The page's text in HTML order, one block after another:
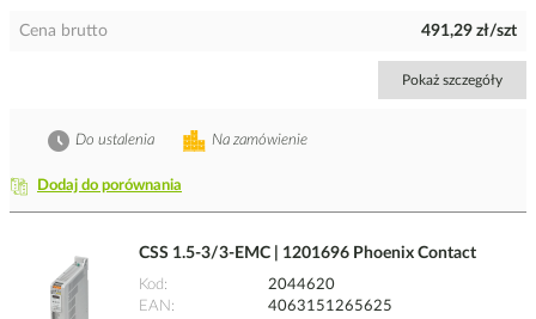
Cena brutto 491,29 zł/szt
Pokaż szczegóły
Dodaj do porównania
Na zamówienie
Do ustalenia
CSS 1.5-3/3-EMC | 1201696 Phoenix Contact
Kod
2044620
EAN
4063151265625